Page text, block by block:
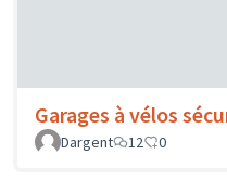
Garages à vélos
Dargent
12 0